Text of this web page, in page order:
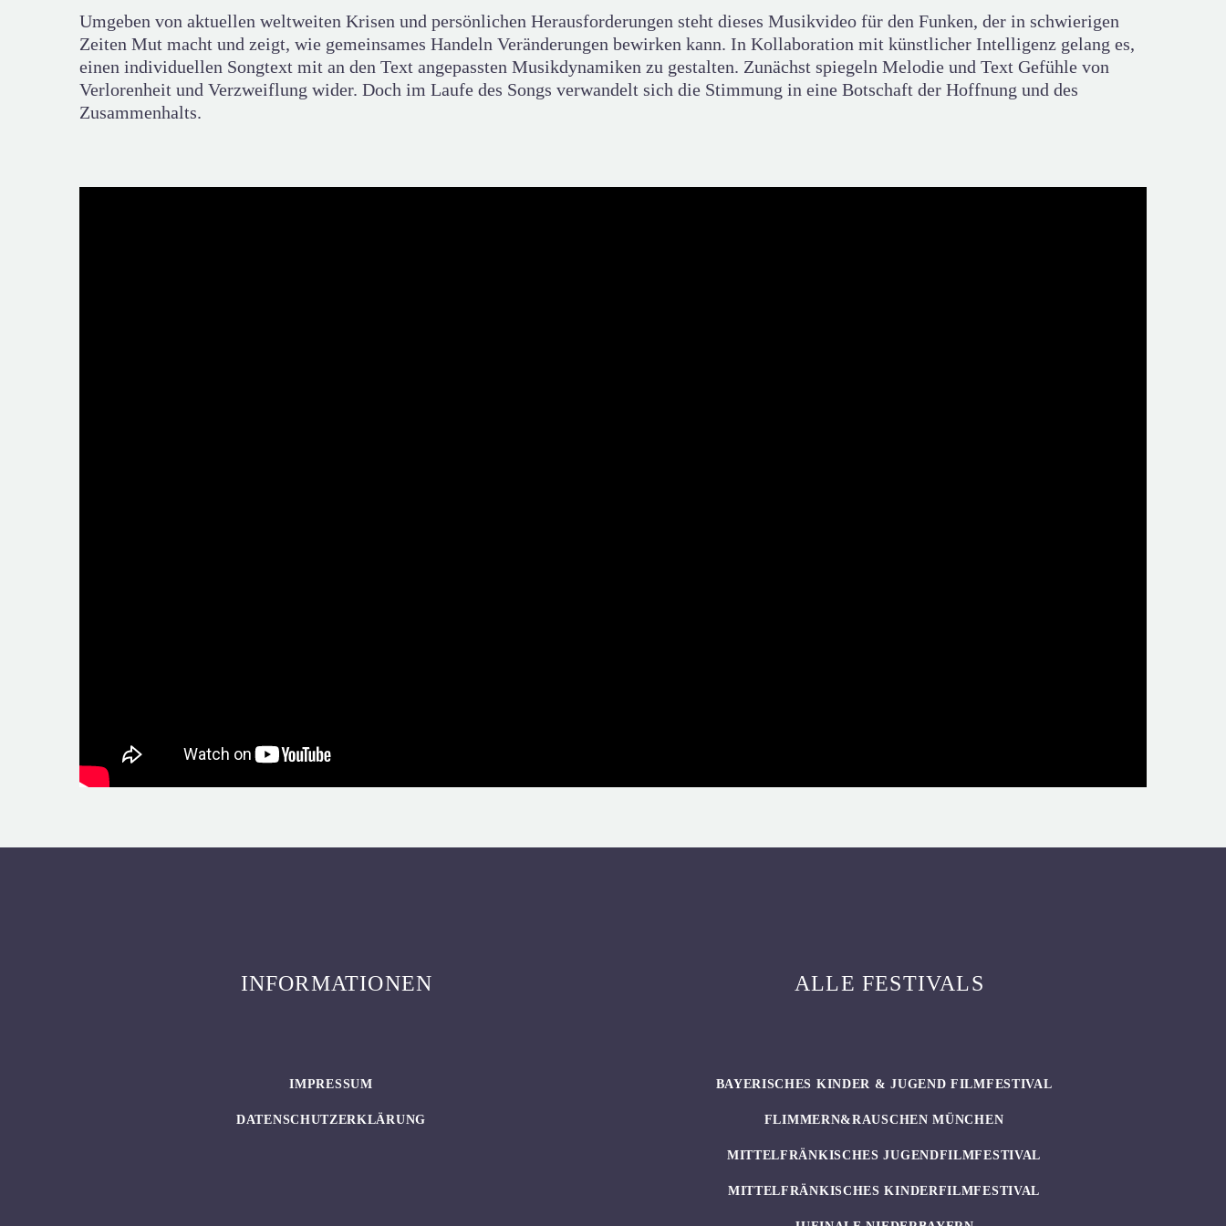
Umgeben von aktuellen weltweiten Krisen und persönlichen Herausforderungen steht dieses Musikvideo für den Funken, der in schwierigen
Zeiten Mut macht und zeigt, wie gemeinsames Handeln Veränderungen bewirken kann. In Kollaboration mit künstlicher Intelligenz gelang es,
einen individuellen Songtext mit an den Text angepassten Musikdynamiken zu gestalten. Zunächst spiegeln Melodie und Text Gefühle von
Verlorenheit und Verzweiflung wider. Doch im Laufe des Songs verwandelt sich die Stimmung in eine Botschaft der Hoffnung und des
Zusammenhalts.
INFORMATIONEN
IMPRESSUM
DATENSCHUTZERKLÄRUNG
ALLE FESTIVALS
BAYERISCHES KINDER & JUGEND FILMFESTIVAL
FLIMMERN&RAUSCHEN MÜNCHEN
MITTELFRÄNKISCHES JUGENDFILMFESTIVAL
MITTELFRÄNKISCHES KINDERFILMFESTIVAL